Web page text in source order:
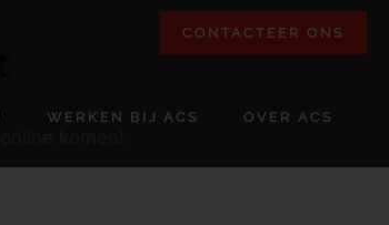
CONTACTEER ONS
WERKEN BIJ ACS OVER ACS